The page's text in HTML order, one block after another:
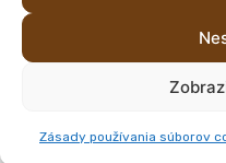
Zásady používania súborov
Všetky práva vyhradené